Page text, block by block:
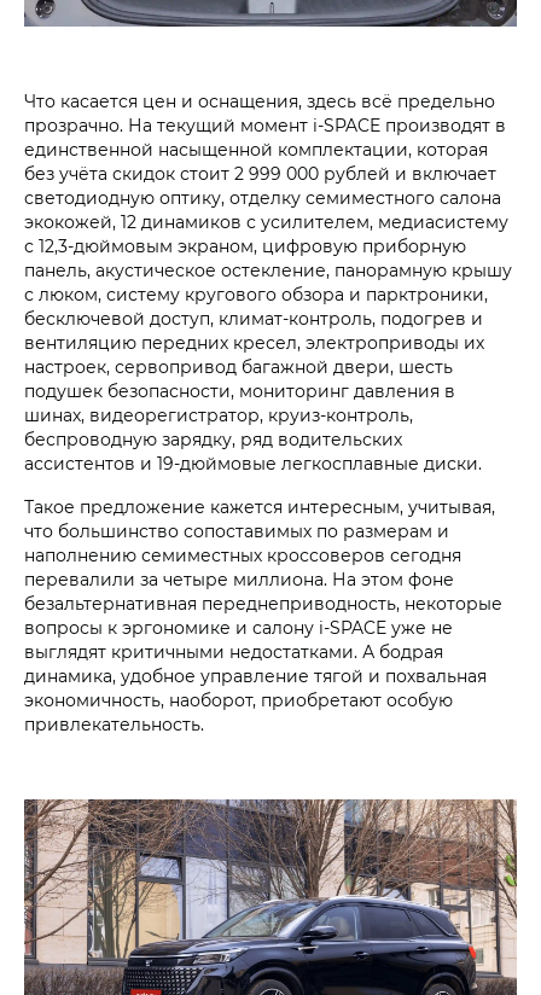
Что касается цен и оснащения, здесь всё предельно
прозрачно. На текущий момент i‑SPACE производят в
единственной насыщенной комплектации, которая
без учёта скидок стоит 2 999 000 рублей и включает
светодиодную оптику, отделку семиместного салона
экокожей, 12 динамиков с усилителем, медиасистему
с 12,3-дюймовым экраном, цифровую приборную
панель, акустическое остекление, панорамную крышу
с люком, систему кругового обзора и парктроники,
бесключевой доступ, климат-контроль, подогрев и
вентиляцию передних кресел, электроприводы их
настроек, сервопривод багажной двери, шесть
подушек безопасности, мониторинг давления в
шинах, видеорегистратор, круиз-контроль,
беспроводную зарядку, ряд водительских
ассистентов и 19-дюймовые легкосплавные диски.
Такое предложение кажется интересным, учитывая,
что большинство сопоставимых по размерам и
наполнению семиместных кроссоверов сегодня
перевалили за четыре миллиона. На этом фоне
безальтернативная переднеприводность, некоторые
вопросы к эргономике и салону i‑SPACE уже не
выглядят критичными недостатками. А бодрая
динамика, удобное управление тягой и похвальная
экономичность, наоборот, приобретают особую
привлекательность.